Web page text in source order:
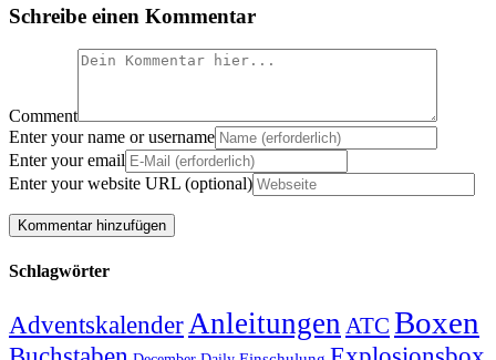
Schreibe einen Kommentar
Comment
Enter your name or username
Enter your email
Enter your website URL (optional)
Schlagwörter
Adventskalender Anleitungen ATC Boxen